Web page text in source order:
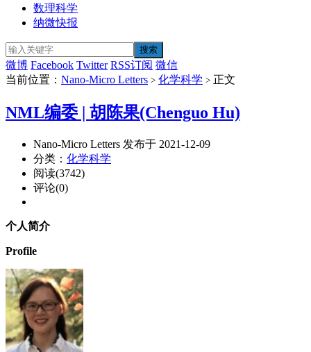
数理科学
纳微快报
微博 Facebook Twitter RSS订阅 微信
当前位置： Nano-Micro Letters > 化学科学 > 正文
NML编委 | 胡陈果(Chenguo Hu)
Nano-Micro Letters 发布于 2021-12-09
分类： 化学科学
阅读(3742)
评论(0)
个人简介
Profile